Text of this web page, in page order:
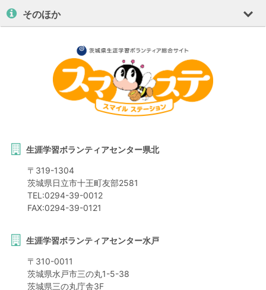
そのほか
生涯学習ボランティアセンター県北
〒 319-1304
茨城県日立市十王町友部2581
TEL:0294-39-0012
FAX:0294-39-0121
生涯学習ボランティアセンター水戸
〒 310-0011
茨城県水戸市三の丸1-5-38
茨城県三の丸庁舎3F